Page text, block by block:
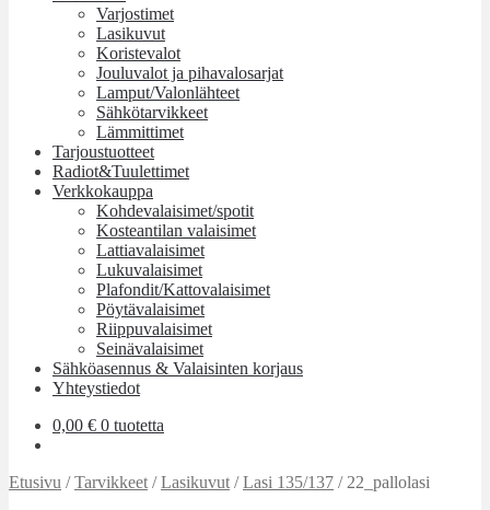
Varjostimet
Lasikuvut
Koristevalot
Jouluvalot ja pihavalosarjat
Lamput/Valonlähteet
Sähkötarvikkeet
Lämmittimet
Tarjoustuotteet
Radiot&Tuulettimet
Verkkokauppa
Kohdevalaisimet/spotit
Kosteantilan valaisimet
Lattiavalaisimet
Lukuvalaisimet
Plafondit/Kattovalaisimet
Pöytävalaisimet
Riippuvalaisimet
Seinävalaisimet
Sähköasennus & Valaisinten korjaus
Yhteystiedot
0,00 € 0 tuotetta
Etusivu /Tarvikkeet /Lasikuvut /Lasi 135/137 / 22_pallolasi